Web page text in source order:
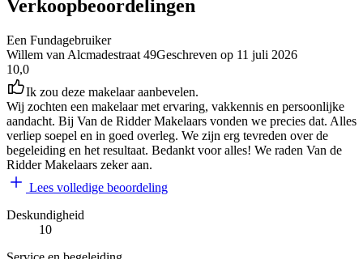
Verkoopbeoordelingen
Een Fundagebruiker
Willem van Alcmadestraat 49Geschreven op 11 juli 2026
10,0
Ik zou deze makelaar aanbevelen.
Wij zochten een makelaar met ervaring, vakkennis en persoonlijke
aandacht. Bij Van de Ridder Makelaars vonden we precies dat. Alles
verliep soepel en in goed overleg. We zijn erg tevreden over de
begeleiding en het resultaat. Bedankt voor alles! We raden Van de
Ridder Makelaars zeker aan.
Lees volledige beoordeling
Deskundigheid
10